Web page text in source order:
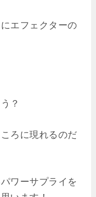
エフェクターの
？
ろに現れるのだ
ワーサプライを